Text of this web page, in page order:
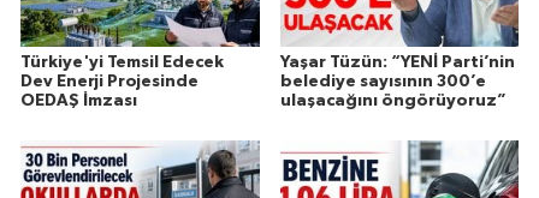
Türkiye'yi Temsil Edecek
Dev Enerji Projesinde
OEDAŞ İmzası
Yaşar Tüzün: “YENİ Parti’nin
belediye sayısının 300’e
ulaşacağını öngörüyoruz”